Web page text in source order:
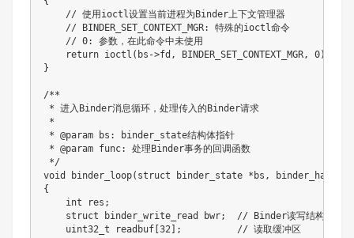
    // 使用ioctl设置当前进程为Binder上下文管理器
    // BINDER_SET_CONTEXT_MGR: 特殊的ioctl命令
    // 0: 参数，在此命令中未使用
    return ioctl(bs->fd, BINDER_SET_CONTEXT_MGR, 0);
}
/**
* 进入Binder消息循环，处理传入的Binder请求
*
* @param bs: binder_state结构体指针
* @param func: 处理Binder事务的回调函数
*/
void binder_loop(struct binder_state *bs,
{
    int res;
    struct binder_write_read bwr;  // Binder读写结构
    uint32_t readbuf[32];          // 读取缓冲区